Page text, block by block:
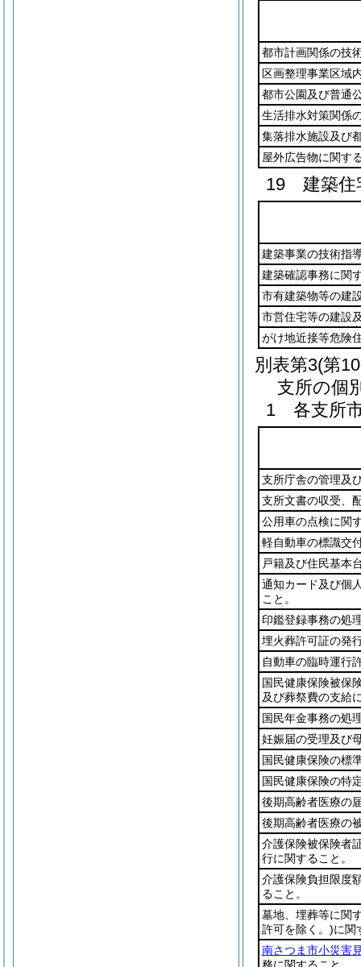
都市計画関係の技
区画整理事業区域
都市公園及び普通
生活排水対策関係
集落排水施設及び
屋外広告物に関す
19 建築住
建築事業の技術指
建築確認事務に関
市有建築物等の建
市営住宅等の建設
がけ地近接等危険
別表第3(第
支所の個
1 各支所
支所庁舎の管理及
支所文書の収受、
公用車の点検に関
軽自動車の標識交
戸籍及び住民基本
通知カード及び個
こと。
印鑑登録事務の処
埋火葬許可証の発
自動車の臨時運行
国民健康保険被保
及び葬祭費の支給
国民年金事務の処
妊娠届の受理及び
国民健康保険の標
国民健康保険の特
後期高齢者医療の
後期高齢者医療の
介護保険被保険者
行に関すること。
介護保険負担限度
ること。
墓地、埋葬等に関
許可を除く。)に関
南さつま市小災害